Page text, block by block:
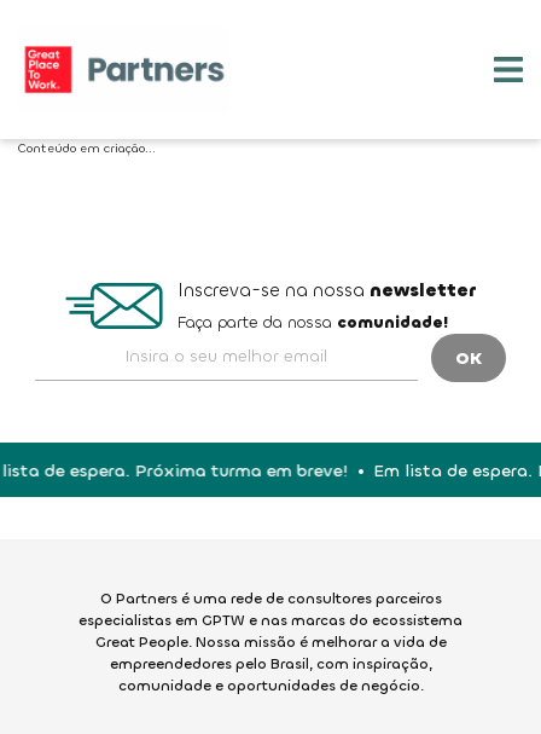
Conteúdo em criação...
Inscreva-se na nossa newsletter
Faça parte da nossa comunidade!
de espera. Próxima turma em breve! Em lista de
O Partners é uma rede de consultores parceiros
especialistas em GPTW e nas marcas do ecossistema
Great People. Nossa missão é melhorar a vida de
empreendedores pelo Brasil, com inspiração,
comunidade e oportunidades de negócio.